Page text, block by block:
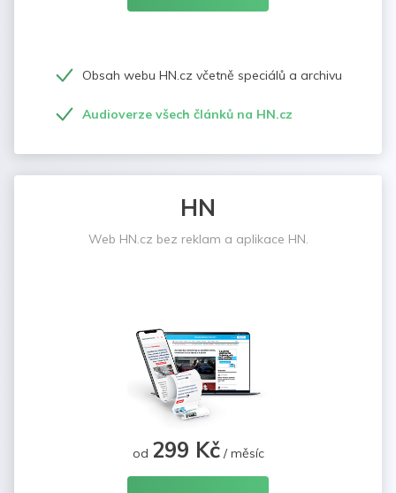
Obsah webu HN.cz včetně speciálů a archivu
Audioverze všech článků na HN.cz
HN
Web HN.cz bez reklam a aplikace HN.
od 299 Kč/ měsíc